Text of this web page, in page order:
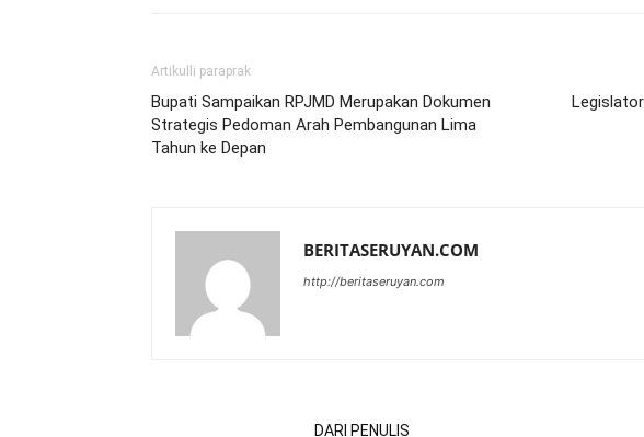
Artikulli paraprak
Bupati Sampaikan RPJMD Merupakan Dokumen
Strategis Pedoman Arah Pembangunan Lima
Tahun ke Depan
BERITASERUYAN.COM
http://beritaseruyan.com
DARI PENULIS